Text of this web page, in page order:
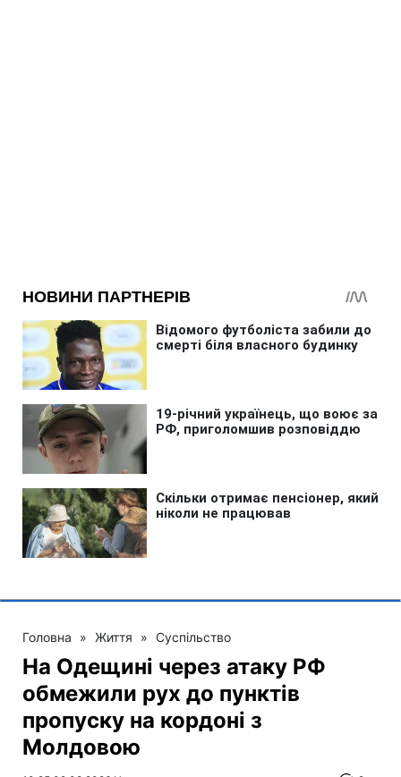
Головна » Життя » Суспільство
На Одещині через атаку РФ
обмежили рух до пунктів
пропуску на кордоні з
Молдовою